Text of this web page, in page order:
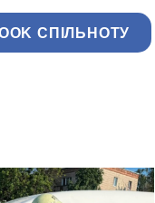
СПІЛЬНОТУ